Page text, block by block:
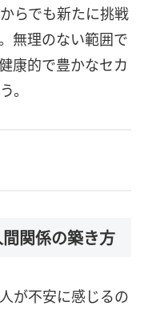
らでも新たに挑戦
無理のない範囲で
康的で豊かなセカ
。
関係の築き方
が不安に感じるの